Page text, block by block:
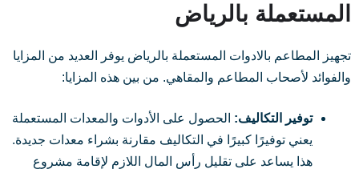
المستعملة بالرياض
تجهيز المطاعم بالادوات المستعملة بالرياض يوفر العديد من المزايا
والفوائد لأصحاب المطاعم والمقاهي. من بين هذه المزايا:
توفير التكاليف:الحصول على الأدوات والمعدات المستعملة
يعني توفيرًا كبيرًا في التكاليف مقارنة بشراء معدات جديدة.
هذا يساعد على تقليل رأس المال اللازم لإقامة مشروع